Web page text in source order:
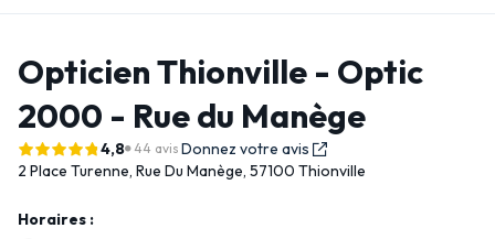
Opticien Thionville - Optic
2000 - Rue du Manège
4,8 44 avis Donnez votre avis
2 Place Turenne, Rue Du Manège, 57100 Thionville
Horaires :